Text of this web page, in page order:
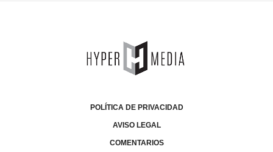
POLÍTICA DE PRIVACIDAD
AVISO LEGAL
COMENTARIOS